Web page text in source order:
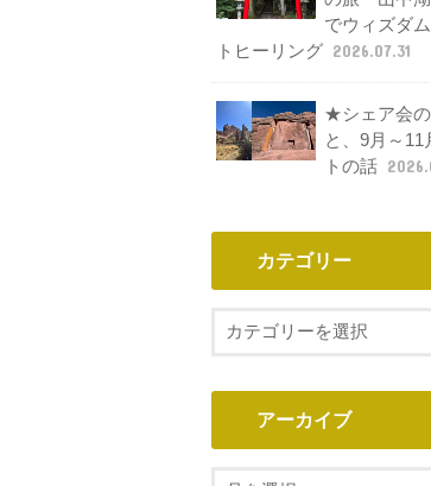
でウィズダ
トヒーリング 2026.07.31
★シェア会
と、9月～11
トの話
カテゴリー
アーカイブ